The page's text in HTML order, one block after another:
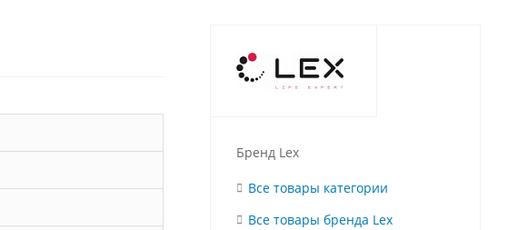
Бренд Lex
Все товары категории
Все товары бренда Lex